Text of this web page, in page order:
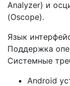
Analyzer) и
(Oscope).
Язык
Поддержка
Системные
Android